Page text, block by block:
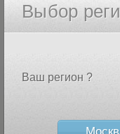
Выбор
Ваш регион ?